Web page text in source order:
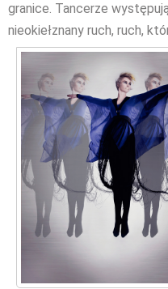
granice. Tancerze
nieokiełznany ruch, ruch,